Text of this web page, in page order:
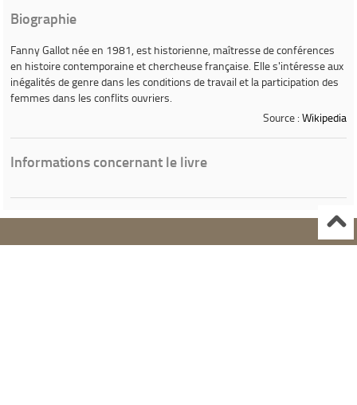
Biographie
Fanny Gallot née en 1981, est historienne, maîtresse de conférences
en histoire contemporaine et chercheuse française. Elle s'intéresse aux
inégalités de genre dans les conditions de travail et la participation des
femmes dans les conflits ouvriers.
Source : Wikipedia
Informations concernant le livre